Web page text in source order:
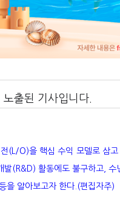
노출된 기사입니다.
(L/O)을 핵심 수익 모델로 삼
발(R&D) 활동에도 불구하고,
을 알아보고자 한다.(편집자주)